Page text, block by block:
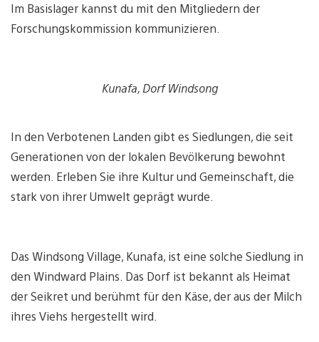
Im Basislager kannst du mit den Mitgliedern der
Forschungskommission kommunizieren.
Kunafa, Dorf Windsong
In den Verbotenen Landen gibt es Siedlungen, die seit
Generationen von der lokalen Bevölkerung bewohnt
werden. Erleben Sie ihre Kultur und Gemeinschaft, die
stark von ihrer Umwelt geprägt wurde.
Das Windsong Village, Kunafa, ist eine solche Siedlung in
den Windward Plains. Das Dorf ist bekannt als Heimat
der Seikret und berühmt für den Käse, der aus der Milch
ihres Viehs hergestellt wird.